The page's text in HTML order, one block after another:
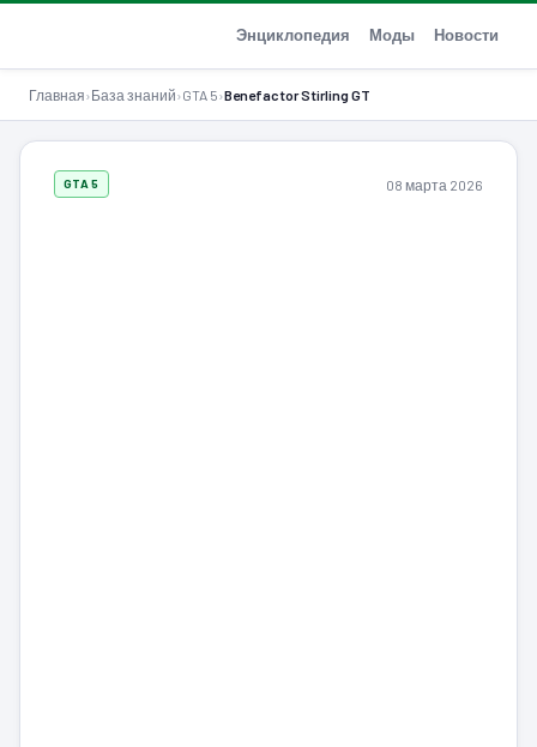
Энциклопедия Моды Новости
Главная›База знаний›GTA 5›Benefactor Stirling GT
GTA 5 08 марта 2026